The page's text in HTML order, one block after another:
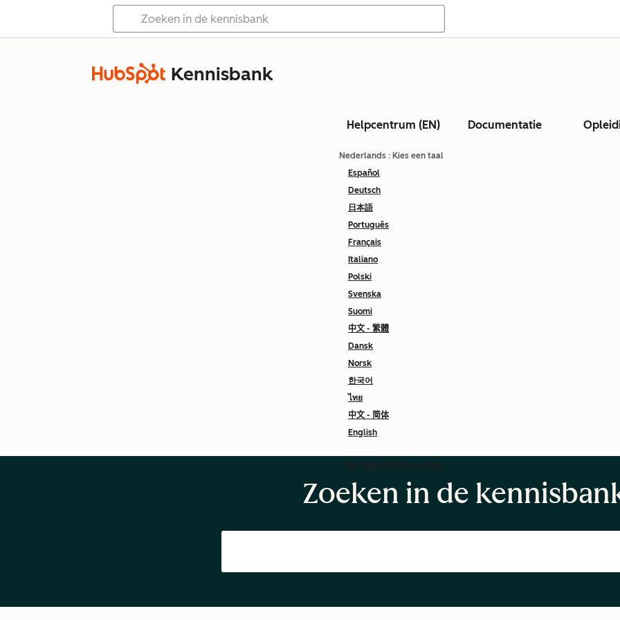
Kennisbank
Helpcentrum (EN) Documentatie
Nederlands : Kies een taal
Español
Deutsch
日本語
Português
Français
Italiano
Polski
Svenska
Suomi
中文 - 繁體
Dansk
Norsk
한국어
ไทย
中文 - 简体
English
Ga naar mijn account
Zoeken in de